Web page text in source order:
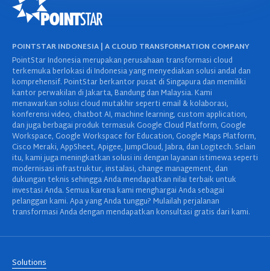
POINTSTAR INDONESIA | A CLOUD TRANSFORMATION COMPANY
PointStar Indonesia merupakan perusahaan transformasi cloud
terkemuka berlokasi di Indonesia yang menyediakan solusi andal dan
komprehensif. PointStar berkantor pusat di Singapura dan memiliki
kantor perwakilan di Jakarta, Bandung dan Malaysia. Kami
menawarkan solusi cloud mutakhir seperti email & kolaborasi,
konferensi video, chatbot AI, machine learning, custom application,
dan juga berbagai produk termasuk Google Cloud Platform, Google
Workspace, Google Workspace for Education, Google Maps Platform,
Cisco Meraki, AppSheet, Apigee, JumpCloud, Jabra, dan Logitech. Selain
itu, kami juga meningkatkan solusi ini dengan layanan istimewa seperti
modernisasi infrastruktur, instalasi, change management, dan
dukungan teknis sehingga Anda mendapatkan nilai terbaik untuk
investasi Anda. Semua karena kami menghargai Anda sebagai
pelanggan kami. Apa yang Anda tunggu? Mulailah perjalanan
transformasi Anda dengan mendapatkan konsultasi gratis dari kami.
Solutions